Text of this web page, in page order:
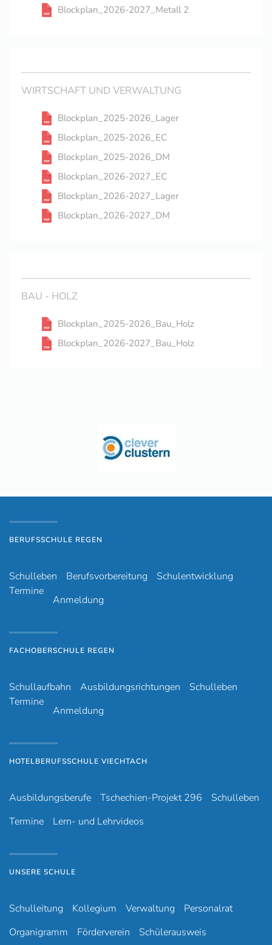
Blockplan_2026-2027_Metall 2
WIRTSCHAFT UND VERWALTUNG
Blockplan_2025-2026_Lager
Blockplan_2025-2026_EC
Blockplan_2025-2026_DM
Blockplan_2026-2027_EC
Blockplan_2026-2027_Lager
Blockplan_2026-2027_DM
BAU - HOLZ
Blockplan_2025-2026_Bau_Holz
Blockplan_2026-2027_Bau_Holz
BERUFSSCHULE REGEN
Schulleben Berufsvorbereitung
Schulentwicklung
Termine
Anmeldung
FACHOBERSCHULE REGEN
Schullaufbahn Ausbildungsrichtungen
Schulleben
Termine
Anmeldung
HOTELBERUFSSCHULE VIECHTACH
Ausbildungsberufe Tschechien-Projekt 296
Schulleben
Termine
Lern- und Lehrvideos
UNSERE SCHULE
Schulleitung Kollegium Verwaltung
Personalrat
Organigramm
Förderverein Schülerausweis